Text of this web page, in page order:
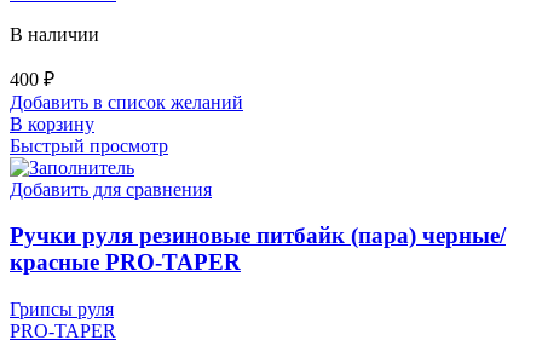
В наличии
400 ₽
Добавить в список желаний
В корзину
Быстрый просмотр
Добавить для сравнения
Ручки руля резиновые питбайк (пара) черные/
красные PRO-TAPER
Грипсы руля
PRO-TAPER